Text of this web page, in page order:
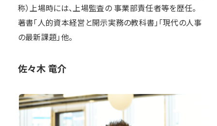
称）上場時には、上場監査の 事業部責任者等を歴任。
著書「⼈的資本経営と開⽰実務の教科書」「現代の⼈事
の最新課題」他。
佐々木 竜介